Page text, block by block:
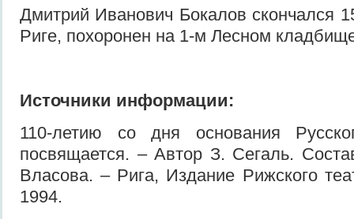
Дмитрий Иванович Бокалов скончался
Риге, похоронен на 1-м Лесном
Источники информации:
110-летию со дня основания
посвящается. – Автор З. Сегаль.
Власова. – Рига, Издание Рижского
1994.